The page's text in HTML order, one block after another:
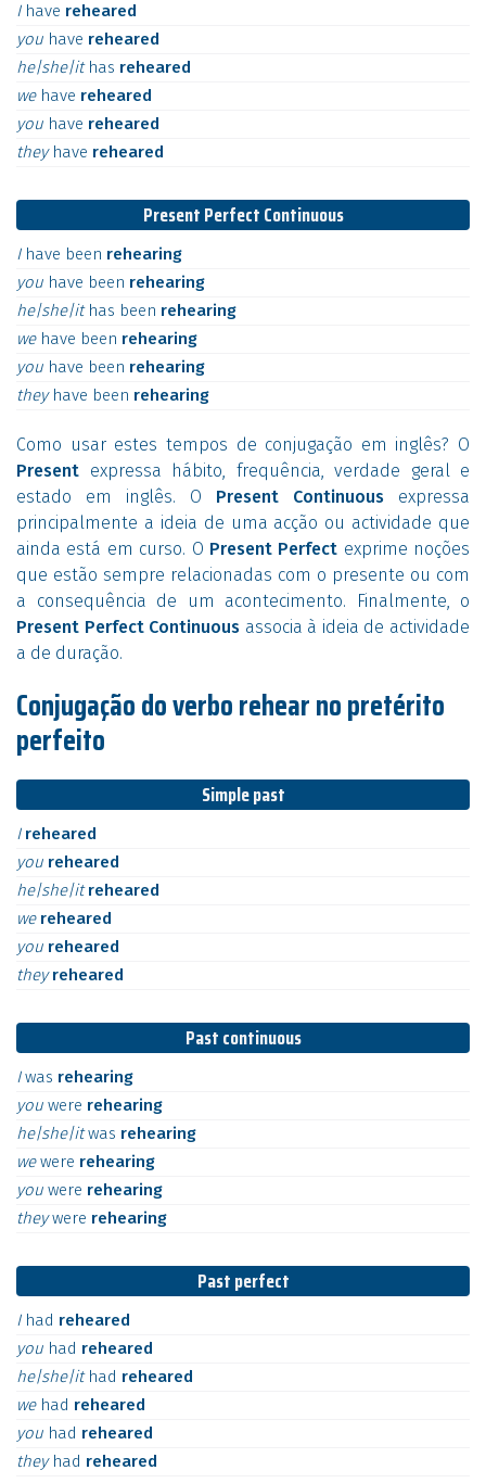
I have reheared
you have reheared
he|she|it has reheared
we have reheared
you have reheared
they have reheared
Present Perfect Continuous
I have been rehearing
you have been rehearing
he|she|it has been rehearing
we have been rehearing
you have been rehearing
they have been rehearing
Como usar estes tempos de conjugação em inglês? O
Present expressa hábito, frequência, verdade geral e
estado em inglês. O Present Continuous expressa
principalmente a ideia de uma acção ou actividade que
ainda está em curso. O Present Perfect exprime noções
que estão sempre relacionadas com o presente ou com
a consequência de um acontecimento. Finalmente, o
Present Perfect Continuous associa à ideia de actividade
a de duração.
Conjugação do verbo rehear no pretérito
perfeito
Simple past
I reheared
you reheared
he|she|itreheared
we reheared
you reheared
theyreheared
Past continuous
Iwas rehearing
you were rehearing
he|she|itwas rehearing
wewere rehearing
you were rehearing
theywere rehearing
Past perfect
I had reheared
you had reheared
he|she|it had reheared
we had reheared
you had reheared
they had reheared